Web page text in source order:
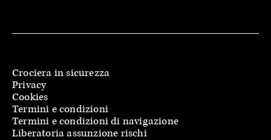
Crociera in sicurezza
Privacy
Cookies
Termini e condizioni
Termini e condizioni di navigazione
Liberatoria assunzione rischi